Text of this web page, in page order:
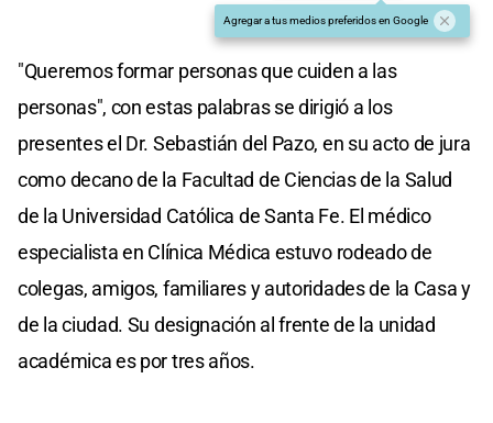
Agregar a tus medios preferidos en Google
"Queremos formar personas que cuiden a las
personas", con estas palabras se dirigió a los
presentes el Dr. Sebastián del Pazo, en su acto de jura
como decano de la Facultad de Ciencias de la Salud
de la Universidad Católica de Santa Fe. El médico
especialista en Clínica Médica estuvo rodeado de
colegas, amigos, familiares y autoridades de la Casa y
de la ciudad. Su designación al frente de la unidad
académica es por tres años.